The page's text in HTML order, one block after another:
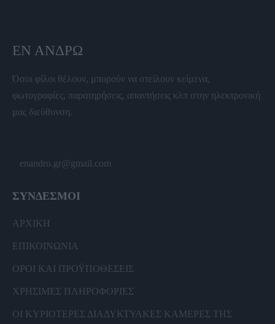
ΕΝ ΆΝΔΡΩ
Όσοι φίλοι θέλουν, μπορούν να στείλουν κείμενα,
φωτογραφίες, παρατηρήσεις, απαντήσεις κλπ στην ηλεκτρονική
μας διεύθυνση.
enandro.gr@gmail.com
ΣΥΝΔΕΣΜΟΙ
ΑΡΧΙΚΗ
ΕΠΙΚΟΙΝΩΝΙΑ
ΟΡΟΙ ΚΑΙ ΠΡΟΫΠΟΘΕΣΕΙΣ
ΧΡΗΣΙΜΕΣ ΠΛΗΡΟΦΟΡΙΕΣ
ΟΙ ΚΥΡΙΟΤΕΡΕΣ ΔΙΑΔΥΚΤΥΑΚΕΣ ΚΑΜΕΡΕΣ ΤΗΣ